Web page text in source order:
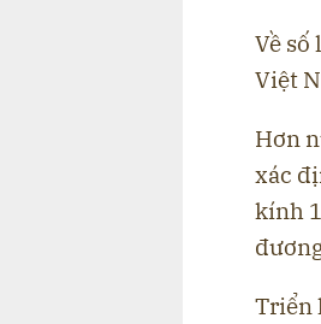
Về số
Việt
Hơn
xác
kính
Triển